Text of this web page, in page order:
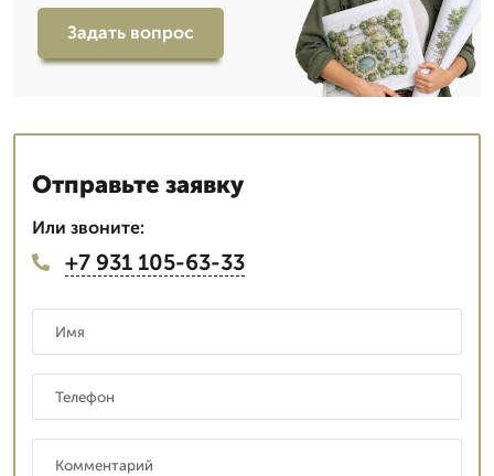
Задать вопрос
Отправьте заявку
Или звоните:
+7 931 105-63-33